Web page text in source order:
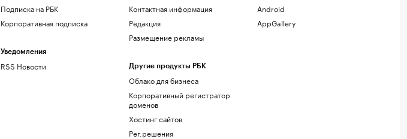
Подписка на РБК
Корпоративная подписка
Уведомления
RSS Новости
Контактная информация
Редакция
Размещение рекламы
Другие продукты РБК
Облако для бизнеса
Корпоративный регистратор
доменов
Хостинг сайтов
Рег.решения
Android
AppGallery